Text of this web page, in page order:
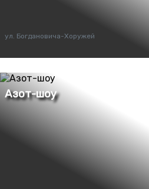
ул. Богдановича-Хоружей